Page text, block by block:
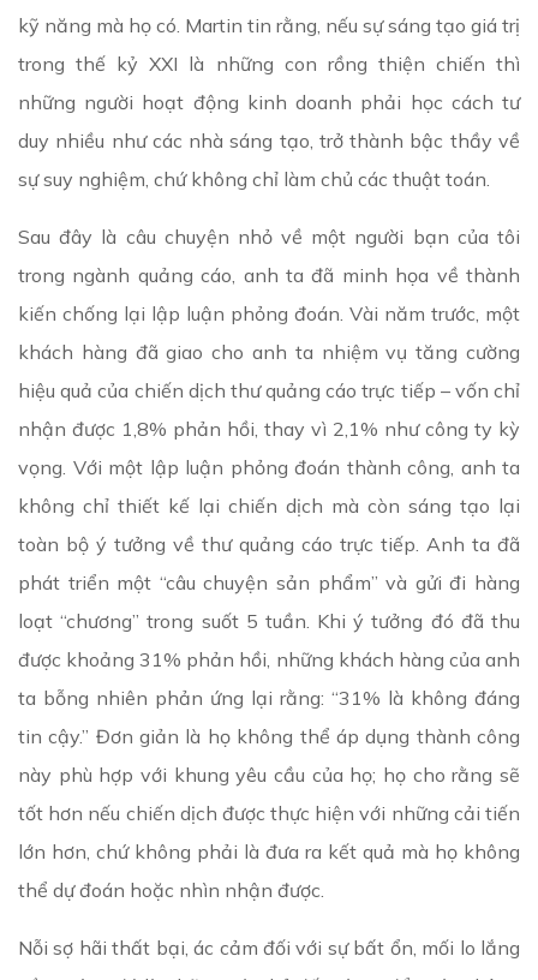
kỹ năng mà họ có. Martin tin rằng, nếu sự sáng tạo giá trị
trong thế kỷ XXI là những con rồng thiện chiến thì
những người hoạt động kinh doanh phải học cách tư
duy nhiều như các nhà sáng tạo, trở thành bậc thầy về
sự suy nghiệm, chứ không chỉ làm chủ các thuật toán.
Sau đây là câu chuyện nhỏ về một người bạn của tôi
trong ngành quảng cáo, anh ta đã minh họa về thành
kiến chống lại lập luận phỏng đoán. Vài năm trước, một
khách hàng đã giao cho anh ta nhiệm vụ tăng cường
hiệu quả của chiến dịch thư quảng cáo trực tiếp – vốn chỉ
nhận được 1,8% phản hồi, thay vì 2,1% như công ty kỳ
vọng. Với một lập luận phỏng đoán thành công, anh ta
không chỉ thiết kế lại chiến dịch mà còn sáng tạo lại
toàn bộ ý tưởng về thư quảng cáo trực tiếp. Anh ta đã
phát triển một “câu chuyện sản phẩm” và gửi đi hàng
loạt “chương” trong suốt 5 tuần. Khi ý tưởng đó đã thu
được khoảng 31% phản hồi, những khách hàng của anh
ta bỗng nhiên phản ứng lại rằng: “31% là không đáng
tin cậy.” Đơn giản là họ không thể áp dụng thành công
này phù hợp với khung yêu cầu của họ; họ cho rằng sẽ
tốt hơn nếu chiến dịch được thực hiện với những cải tiến
lớn hơn, chứ không phải là đưa ra kết quả mà họ không
thể dự đoán hoặc nhìn nhận được.
Nỗi sợ hãi thất bại, ác cảm đối với sự bất ổn, mối lo lắng